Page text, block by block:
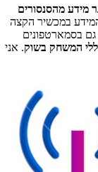
מידע מהסנסורים
במכשיר הקצה
גם בסמארטפונים
המשחק בשוק. אני